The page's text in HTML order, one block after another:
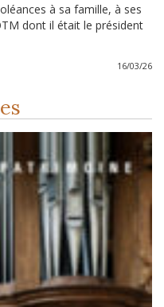
à sa famille, à ses
dont il était le président
16/03/26